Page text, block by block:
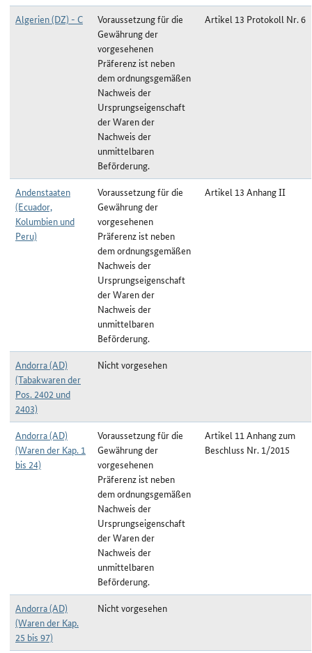
Algerien (DZ) - C
Voraussetzung für die
Gewährung der
vorgesehenen
Präferenz ist neben
dem ordnungsgemäßen
Nachweis der
Ursprungseigenschaft
der Waren der
Nachweis der
unmittelbaren
Beförderung.
Artikel 13 Protokoll Nr. 6
Andenstaaten
(Ecuador,
Kolumbien und
Peru)
Voraussetzung für die
Gewährung der
vorgesehenen
Präferenz ist neben
dem ordnungsgemäßen
Nachweis der
Ursprungseigenschaft
der Waren der
Nachweis der
unmittelbaren
Beförderung.
Artikel 13 Anhang II
Andorra (AD)
(Tabakwaren der
Pos. 2402 und
2403)
Nicht vorgesehen
Andorra (AD)
(Waren der Kap. 1
bis 24)
Voraussetzung für die
Gewährung der
vorgesehenen
Präferenz ist neben
dem ordnungsgemäßen
Nachweis der
Ursprungseigenschaft
der Waren der
Nachweis der
unmittelbaren
Beförderung.
Artikel 11 Anhang zum
Beschluss Nr. 1/2015
Andorra (AD)
(Waren der Kap.
25 bis 97)
Nicht vorgesehen